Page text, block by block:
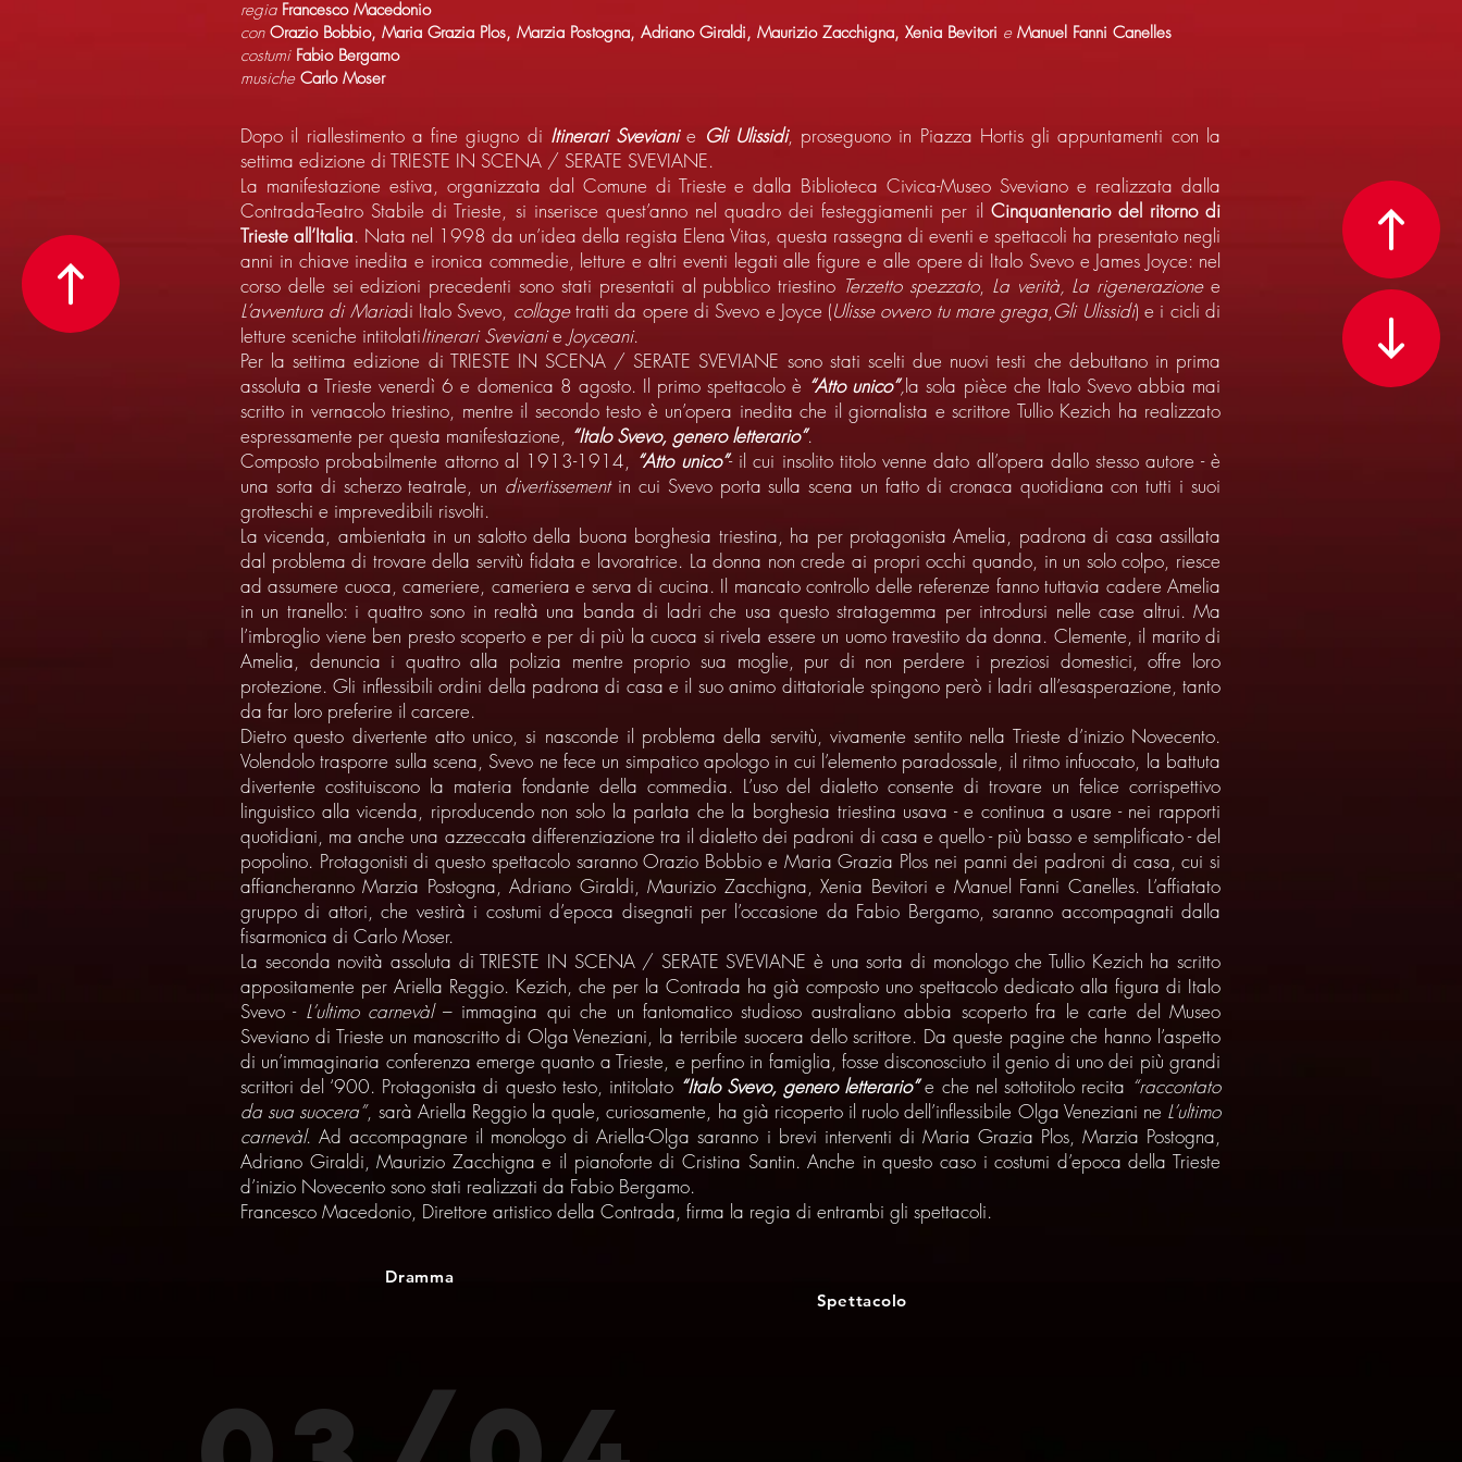
regia Francesco Macedonio
con Orazio Bobbio, Maria Grazia Plos, Marzia Postogna, Adriano Giraldi, Maurizio Zacchigna, Xenia Bevitori e Manuel Fanni Canelles
costumi Fabio Bergamo
musiche Carlo Moser
Dopo il riallestimento a fine giugno di Itinerari Svevianie Gli Ulissidi, proseguono in Piazza Hortis gli appuntamenti con la
settima edizione di TRIESTE IN SCENA / SERATE SVEVIANE.
La manifestazione estiva, organizzata dal Comune di Trieste e dalla Biblioteca Civica-Museo Sveviano e realizzata dalla
Contrada-Teatro Stabile di Trieste, si inserisce quest’anno nel quadro dei festeggiamenti per il Cinquantenario del ritorno di
Trieste all’Italia. Nata nel 1998 da un’idea della regista Elena Vitas, questa rassegna di eventi e spettacoli ha presentato negli
anni in chiave inedita e ironica commedie, letture e altri eventi legati alle figure e alle opere di Italo Svevo e James Joyce: nel
corso delle sei edizioni precedenti sono stati presentati al pubblico triestino Terzetto spezzato, La verità, La rigenerazionee
L’avventura di Mariadi Italo Svevo, collagetratti da opere di Svevo e Joyce (Ulisse ovvero tu mare grega,Gli Ulissidi) e i cicli di
letture sceniche intitolatiItinerari Svevianie Joyceani.
Per la settima edizione di TRIESTE IN SCENA / SERATE SVEVIANE sono stati scelti due nuovi testi che debuttano in prima
assoluta a Trieste venerdì 6 e domenica 8 agosto. Il primo spettacolo è “Atto unico”,la sola pièce che Italo Svevo abbia mai
scritto in vernacolo triestino, mentre il secondo testo è un’opera inedita che il giornalista e scrittore Tullio Kezich ha realizzato
espressamente per questa manifestazione, “Italo Svevo, genero letterario”.
Composto probabilmente attorno al 1913-1914, “Atto unico”- il cui insolito titolo venne dato all’opera dallo stesso autore - è
una sorta di scherzo teatrale, un divertissement in cui Svevo porta sulla scena un fatto di cronaca quotidiana con tutti i suoi
grotteschi e imprevedibili risvolti.
La vicenda, ambientata in un salotto della buona borghesia triestina, ha per protagonista Amelia, padrona di casa assillata
dal problema di trovare della servitù fidata e lavoratrice. La donna non crede ai propri occhi quando, in un solo colpo, riesce
ad assumere cuoca, cameriere, cameriera e serva di cucina. Il mancato controllo delle referenze fanno tuttavia cadere Amelia
in un tranello: i quattro sono in realtà una banda di ladri che usa questo stratagemma per introdursi nelle case altrui. Ma
l’imbroglio viene ben presto scoperto e per di più la cuoca si rivela essere un uomo travestito da donna. Clemente, il marito di
Amelia, denuncia i quattro alla polizia mentre proprio sua moglie, pur di non perdere i preziosi domestici, offre loro
protezione. Gli inflessibili ordini della padrona di casa e il suo animo dittatoriale spingono però i ladri all’esasperazione, tanto
da far loro preferire il carcere.
Dietro questo divertente atto unico, si nasconde il problema della servitù, vivamente sentito nella Trieste d’inizio Novecento.
Volendolo trasporre sulla scena, Svevo ne fece un simpatico apologo in cui l’elemento paradossale, il ritmo infuocato, la battuta
divertente costituiscono la materia fondante della commedia. L’uso del dialetto consente di trovare un felice corrispettivo
linguistico alla vicenda, riproducendo non solo la parlata che la borghesia triestina usava - e continua a usare - nei rapporti
quotidiani, ma anche una azzeccata differenziazione tra il dialetto dei padroni di casa e quello - più basso e semplificato - del
popolino. Protagonisti di questo spettacolo saranno Orazio Bobbio e Maria Grazia Plos nei panni dei padroni di casa, cui si
affiancheranno Marzia Postogna, Adriano Giraldi, Maurizio Zacchigna, Xenia Bevitori e Manuel Fanni Canelles. L’affiatato
gruppo di attori, che vestirà i costumi d’epoca disegnati per l’occasione da Fabio Bergamo, saranno accompagnati dalla
fisarmonica di Carlo Moser.
La seconda novità assoluta di TRIESTE IN SCENA / SERATE SVEVIANE è una sorta di monologo che Tullio Kezich ha scritto
appositamente per Ariella Reggio. Kezich, che per la Contrada ha già composto uno spettacolo dedicato alla figura di Italo
Svevo - L’ultimo carnevàl– immagina qui che un fantomatico studioso australiano abbia scoperto fra le carte del Museo
Sveviano di Trieste un manoscritto di Olga Veneziani, la terribile suocera dello scrittore. Da queste pagine che hanno l’aspetto
di un’immaginaria conferenza emerge quanto a Trieste, e perfino in famiglia, fosse disconosciuto il genio di uno dei più grandi
scrittori del ‘900. Protagonista di questo testo, intitolato “Italo Svevo, genero letterario”e che nel sottotitolo recita “raccontato
da sua suocera”, sarà Ariella Reggio la quale, curiosamente, ha già ricoperto il ruolo dell’inflessibile Olga Veneziani ne L’ultimo
carnevàl. Ad accompagnare il monologo di Ariella-Olga saranno i brevi interventi di Maria Grazia Plos, Marzia Postogna,
Adriano Giraldi, Maurizio Zacchigna e il pianoforte di Cristina Santin. Anche in questo caso i costumi d’epoca della Trieste
d’inizio Novecento sono stati realizzati da Fabio Bergamo.
Francesco Macedonio, Direttore artistico della Contrada, firma la regia di entrambi gli spettacoli.
Dramma
Spettacolo